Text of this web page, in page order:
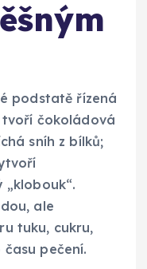
podstatě řízená
tvoří čokoládová
sníh z bílků;
ale
tuku, cukru,
pečení.